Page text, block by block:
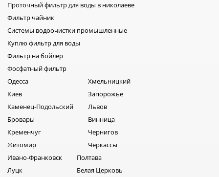
Проточный фильтр для воды в николаеве
Фильтр чайник
Системы водоочистки промышленные
Куплю фильтр для воды
Фильтр на бойлер
Фосфатный фильтр
Одесса
Киев
Каменец-Подольский
Бровары
Кременчуг
Житомир
Хмельницкий
Запорожье
Львов
Винница
Чернигов
Черкассы
Ивано-Франковск
Луцк
Полтава
Белая Церковь